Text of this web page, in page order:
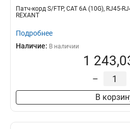
Патч-корд S/FTP, CAT 6A (10G), RJ45-
REXANT
Подробнее
Наличие: В наличии
1
–
В